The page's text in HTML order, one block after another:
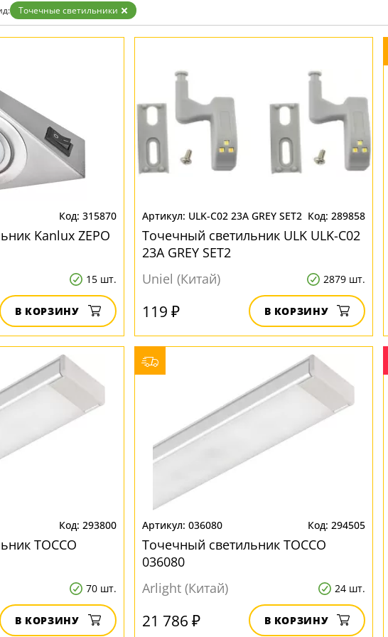
Золото
Прозрачные
Хром
Бренд
Точечные светильники
315870
Kanlux ZEPO
15 шт.
В КОРЗИНУ
ULK-C02 23A GREY SET2 289858
Точечный светильник ULK ULK-C02
23A GREY SET2
Uniel (Китай)
2879 шт.
119 ₽ В КОРЗИНУ
293800
TOCCO
70 шт.
В КОРЗИНУ
036080 294505
Точечный светильник TOCCO
036080
Arlight (Китай)
24 шт.
21 786 ₽ В КОРЗИНУ